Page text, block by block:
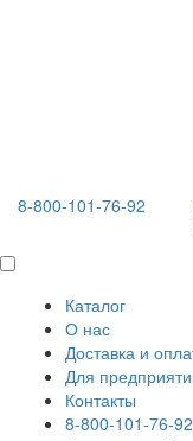
8-800-101-76-92
Каталог
О нас
Доставка и
Для
Контакты
8-800-101-76-92